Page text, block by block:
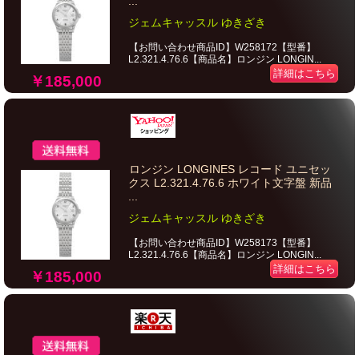
￥185,000
ジェムキャッスル ゆきざき
【お問い合わせ商品ID】W258172【型番】
L2.321.4.76.6【商品名】ロンジン LONGIN...
詳細はこちら
￥185,000
ロンジン LONGINES レコード ユニセッ
クス L2.321.4.76.6 ホワイト文字盤 新品
ジェムキャッスル ゆきざき
【お問い合わせ商品ID】W258173【型番】
L2.321.4.76.6【商品名】ロンジン LONGIN...
詳細はこちら